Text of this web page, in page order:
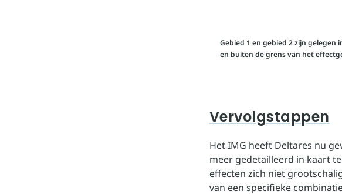
Gebied 1 en gebied 2 zijn
en buiten de grens van het
Vervolgstappen
Het IMG heeft Deltares nu
meer gedetailleerd in kaart
effecten zich niet
van een specifieke